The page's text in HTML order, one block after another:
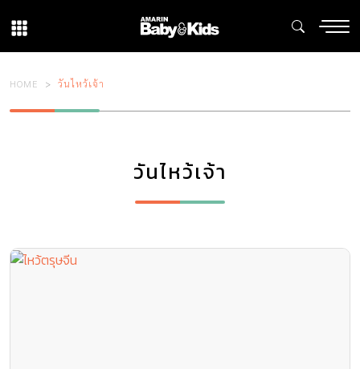
HOME วันไหว้เจ้า
วันไหว้เจ้า